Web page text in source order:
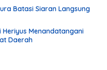
Batasi Siaran Langsung
Heriyus Menandatangani
Daerah